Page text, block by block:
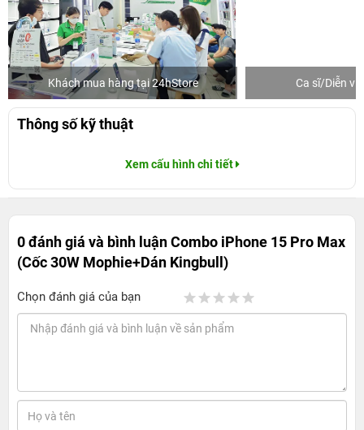
Khách mua hàng tại 24hStore Ca sĩ/Diễn
Thông số kỹ thuật
Xem cấu hình chi tiết
0 đánh giá và bình luậnCombo iPhone 15 Pro Max
(Cốc 30W Mophie+Dán Kingbull)
Chọn đánh giá của bạn